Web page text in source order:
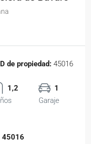
de propiedad: 45016
1,2
1
Garaje
45016